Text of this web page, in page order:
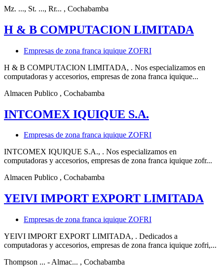
Mz. ..., St. ..., Rr... , Cochabamba
H & B COMPUTACION LIMITADA
Empresas de zona franca iquique ZOFRI
H & B COMPUTACION LIMITADA, . Nos especializamos en
computadoras y accesorios, empresas de zona franca iquique...
Almacen Publico , Cochabamba
INTCOMEX IQUIQUE S.A.
Empresas de zona franca iquique ZOFRI
INTCOMEX IQUIQUE S.A., . Nos especializamos en
computadoras y accesorios, empresas de zona franca iquique zofr...
Almacen Publico , Cochabamba
YEIVI IMPORT EXPORT LIMITADA
Empresas de zona franca iquique ZOFRI
YEIVI IMPORT EXPORT LIMITADA, . Dedicados a
computadoras y accesorios, empresas de zona franca iquique zofri,...
Thompson ... - Almac... , Cochabamba